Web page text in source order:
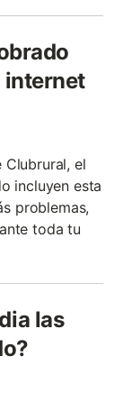
internet
Clubrural, el
incluyen esta
problemas,
toda tu
las